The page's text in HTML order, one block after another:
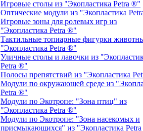
Игровые столы из "Экопластика Petra ®"
Оптические модули из "Экопластика
Игровые зоны для ролевых игр из
"Экопластика Petra ®"
Тактильные топиарные фигурки
"Экопластика Petra ®"
Уличные столы и лавочки из
Petra ®"
Полосы препятствий из "Экопластика
Модули по окружающей среде из
Petra ®"
Модули по Экотропе: "Зона птиц" из
"Экопластика Petra ®"
Модули по Экотропе: "Зона насекомых и
присмыкающихся" из "Экопластика